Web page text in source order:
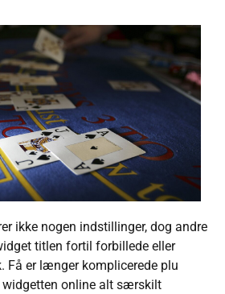
ikke nogen indstillinger, dog andre
titlen fortil forbillede eller
Få er længer komplicerede plu
online alt særskilt